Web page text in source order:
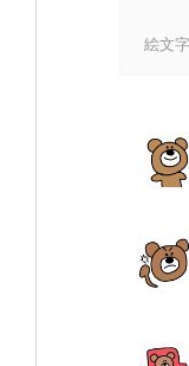
絵文